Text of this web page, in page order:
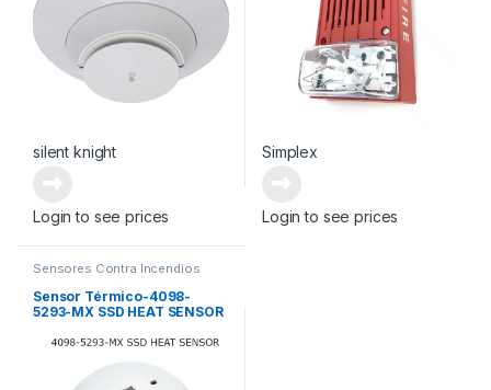
silent knight
Login to see prices
Simplex
Login to see prices
Sensores Contra Incendios
Sensor Térmico-4098-
5293-MX SSD HEAT SENSOR